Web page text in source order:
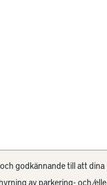
godkännande till att dina
av parkering- och/